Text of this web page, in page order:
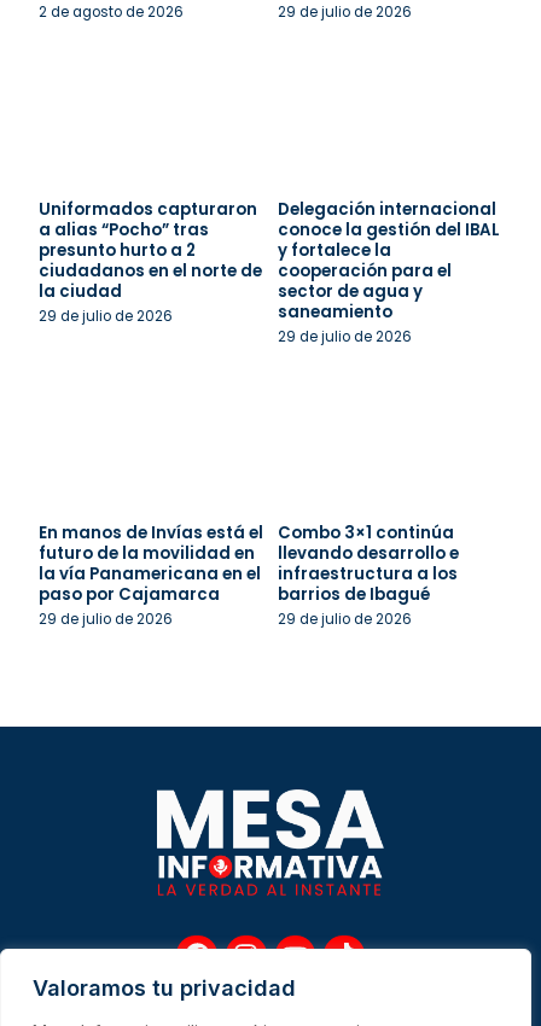
Valoramos tu privacidad
2 de agosto de 2026 29 de julio de 2026
Uniformados capturaron
a alias “Pocho” tras
presunto hurto a 2
ciudadanos en el norte de
la ciudad
29 de julio de 2026
Delegación internacional
conoce la gestión del IBAL
y fortalece la
cooperación para el
sector de agua y
saneamiento
29 de julio de 2026
En manos de Invías está el
futuro de la movilidad en
la vía Panamericana en el
paso por Cajamarca
29 de julio de 2026
Combo 3×1 continúa
llevando desarrollo e
infraestructura a los
barrios de Ibagué
29 de julio de 2026
F
a
c
I
n
s
Y
u
T